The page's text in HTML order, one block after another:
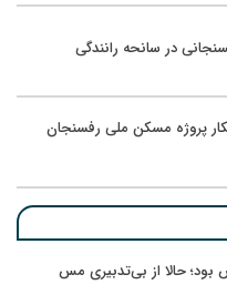
پروژه مسکن ملی رفسنجان
بود؛ حالا از بی‌تدبیری مس